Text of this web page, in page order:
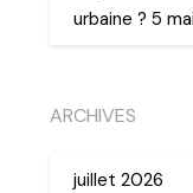
urbaine ? 5
ARCHIVES
juillet 2026